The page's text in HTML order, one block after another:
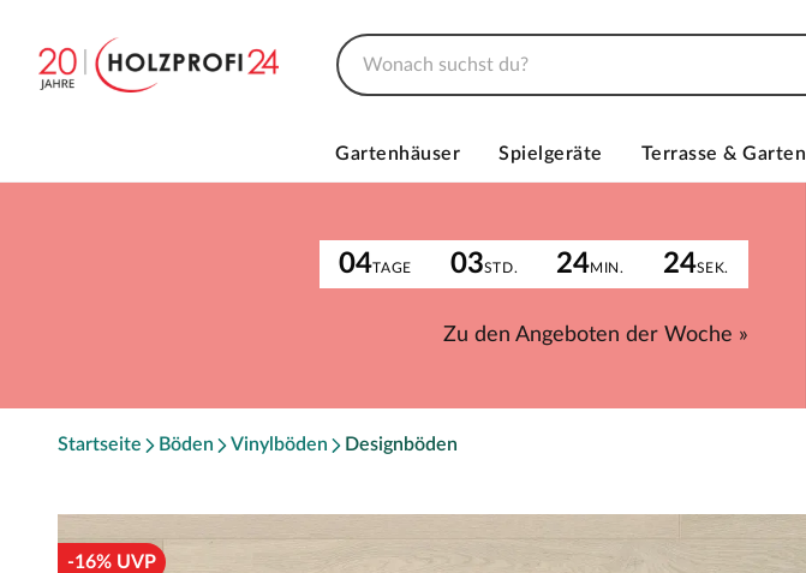
Gartenhäuser Spielgeräte Terrasse & Garten
04TAGE 03STD. 24MIN. 24SEK.
Zu den Angeboten der Woche »
Startseite Böden Vinylböden Designböden
-16% UVP